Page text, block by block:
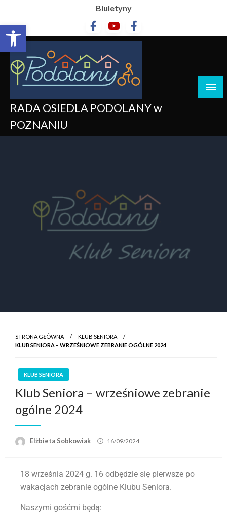
Otwórz pasek narzędzi
Biuletyny
RADA OSIEDLA PODOLANY w
POZNANIU
STRONA GŁÓWNA
KLUB SENIORA
KLUB SENIORA – WRZEŚNIOWE ZEBRANIE OGÓLNE 2024
KLUB SENIORA
Klub Seniora – wrześniowe zebranie
ogólne 2024
Elżbieta Sobkowiak 16/09/2024
18 września 2024 g. 16 odbędzie się pierwsze po
wakacjach zebranie ogólne Klubu Seniora.
Naszymi gośćmi będą: